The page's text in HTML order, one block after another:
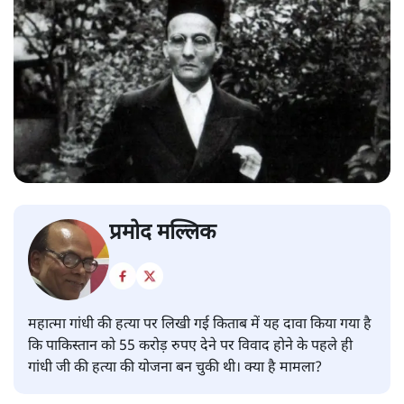
प्रमोद मल्लिक
महात्मा गांधी की हत्या पर लिखी गई किताब में यह दावा किया गया है
कि पाकिस्तान को 55 करोड़ रुपए देने पर विवाद होने के पहले ही
गांधी जी की हत्या की योजना बन चुकी थी। क्या है मामला?